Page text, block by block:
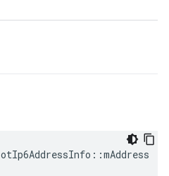
otIp6AddressInfo ::mAddress